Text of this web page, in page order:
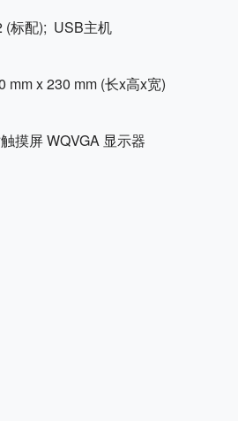
(标配); USB主机
mm x 230 mm (长x高x宽)
摸屏 WQVGA 显示器